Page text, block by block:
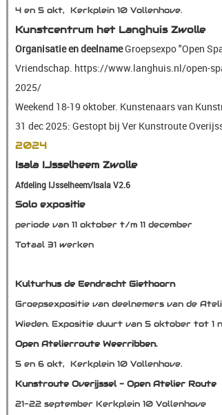
4 en 5 okt, Kerkplein 10 Vollenhove.
Kunstcentrum het Langhuis Zwolle
Organisatie en deelnameGroepsexpo"Open
Vriendschap. https://www.langhuis.nl/open-
2025/
Weekend 18-19 oktober. Kunstenaars van
31 dec 2025: Gestopt bij Ver Kunstroute
2024
Isala IJsselheem Zwolle
Afdeling IJsselheem/Isala V2.6
Solo expositie
periode van 11 oktober t/m 11 december
Totaal 31 werken
Kulturhus de Eendracht Giethoorn
Groepsexpositie van deelnemers van de
Wieden. Expositie duurt van 5 oktober tot 1
Open Atelierroute Weerribben.
5 en 6 okt, Kerkplein 10 Vollenhove.
Kunstroute Overijssel - Open Atelier Route
21-22 september Kerkplein 10 Vollenhove